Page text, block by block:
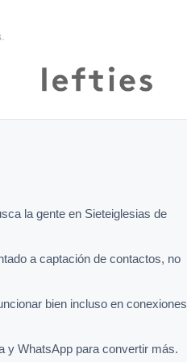
la gente en Sieteiglesias de
a captación de contactos, no
bien incluso en conexiones
y WhatsApp para convertir más.